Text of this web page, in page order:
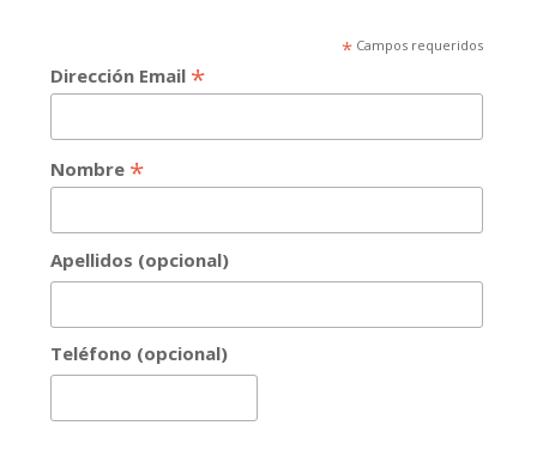
*Campos requeridos
Dirección Email *
Nombre *
Apellidos (opcional)
Teléfono (opcional)